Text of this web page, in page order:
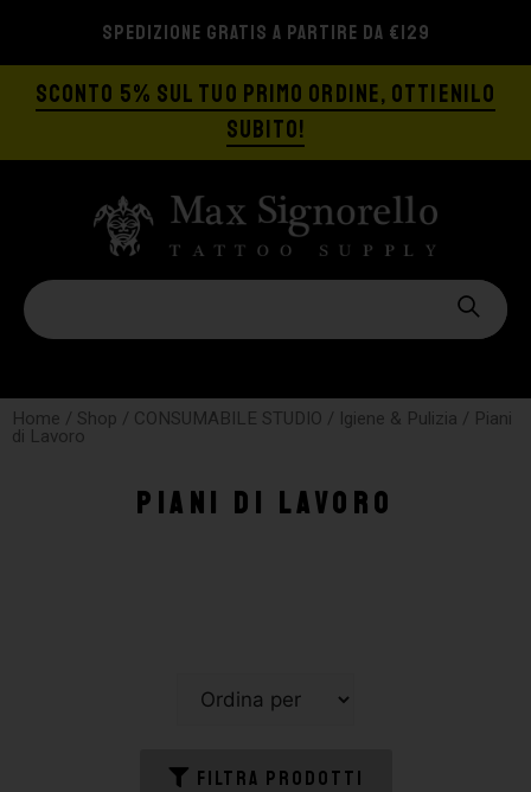
SPEDIZIONE GRATIS A PARTIRE DA €129
SCONTO 5% SUL TUO PRIMO ORDINE, OTTIENILO
SUBITO!
Home / Shop / CONSUMABILE STUDIO / Igiene & Pulizia / Piani
di Lavoro
Piani di Lavoro
FILTRA PRODOTTI